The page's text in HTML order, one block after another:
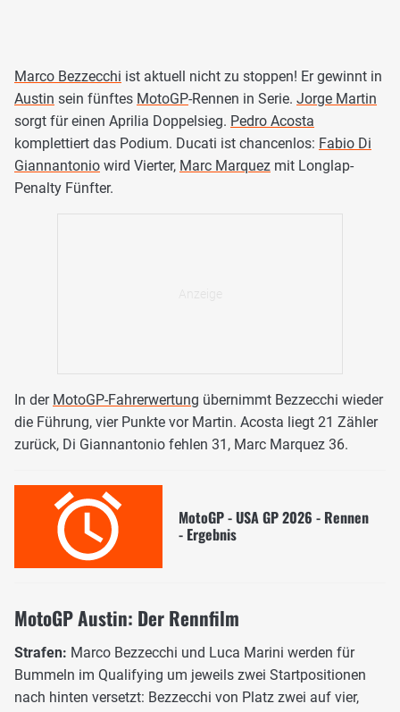
Marco Bezzecchi ist aktuell nicht zu stoppen! Er gewinnt in
Austin sein fünftes MotoGP-Rennen in Serie. Jorge Martin
sorgt für einen Aprilia Doppelsieg. Pedro Acosta
komplettiert das Podium. Ducati ist chancenlos: Fabio Di
Giannantonio wird Vierter, Marc Marquez mit Longlap-
Penalty Fünfter.
In der MotoGP-Fahrerwertung übernimmt Bezzecchi wieder
die Führung, vier Punkte vor Martin. Acosta liegt 21 Zähler
zurück, Di Giannantonio fehlen 31, Marc Marquez 36.
MotoGP - USA GP 2026 - Rennen
- Ergebnis
MotoGP Austin: Der Rennfilm
Strafen: Marco Bezzecchi und Luca Marini werden für
Bummeln im Qualifying um jeweils zwei Startpositionen
nach hinten versetzt: Bezzecchi von Platz zwei auf vier,